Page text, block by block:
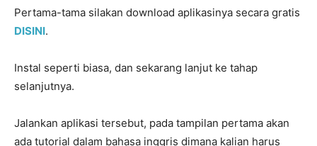
Pertama-tama silakan download aplikasinya secara gratis
DISINI.
Instal seperti biasa, dan sekarang lanjut ke tahap
selanjutnya.
Jalankan aplikasi tersebut, pada tampilan pertama akan
ada tutorial dalam bahasa inggris dimana kalian harus